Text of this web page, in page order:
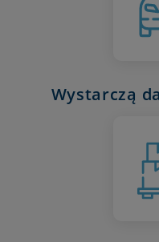
Wystarczą